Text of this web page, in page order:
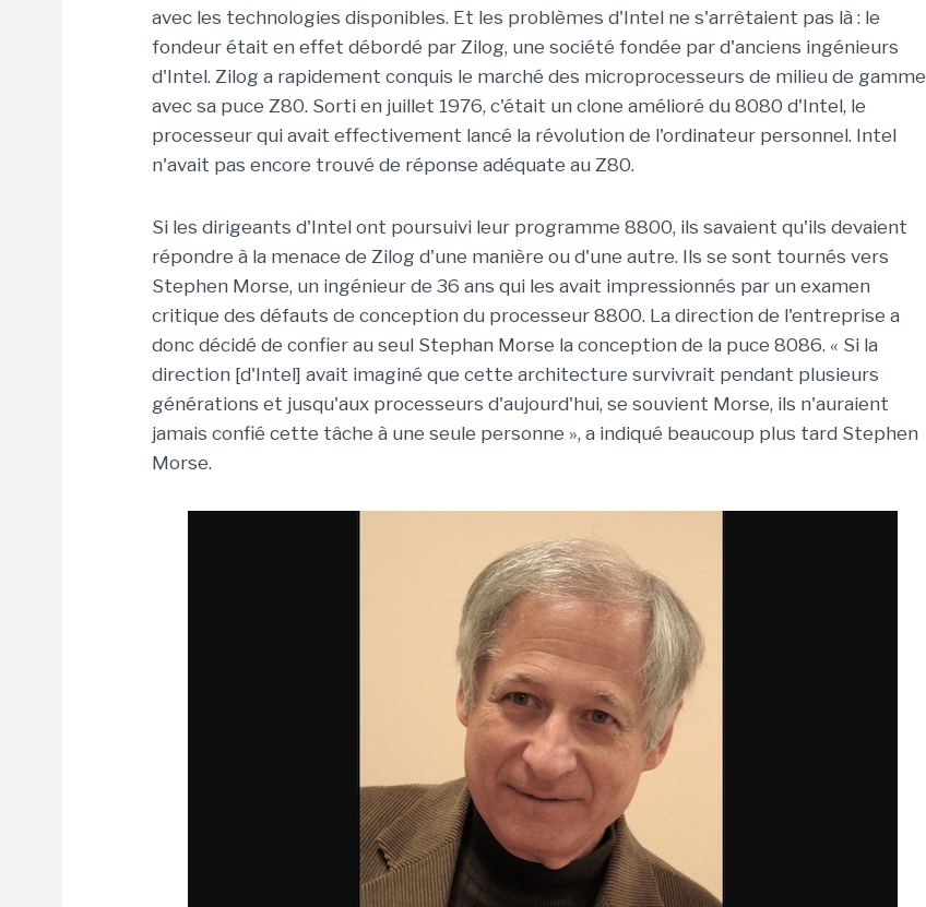
avec les technologies disponibles. Et les problèmes d'Intel ne s'arrêtaient pas là : le
fondeur était en effet débordé par Zilog, une société fondée par d'anciens ingénieurs
d'Intel. Zilog a rapidement conquis le marché des microprocesseurs de milieu de gamme
avec sa puce Z80. Sorti en juillet 1976, c'était un clone amélioré du 8080 d'Intel, le
processeur qui avait effectivement lancé la révolution de l'ordinateur personnel. Intel
n'avait pas encore trouvé de réponse adéquate au Z80.
Si les dirigeants d'Intel ont poursuivi leur programme 8800, ils savaient qu'ils devaient
répondre à la menace de Zilog d'une manière ou d'une autre. Ils se sont tournés vers
Stephen Morse, un ingénieur de 36 ans qui les avait impressionnés par un examen
critique des défauts de conception du processeur 8800. La direction de l'entreprise a
donc décidé de confier au seul Stephan Morse la conception de la puce 8086. « Si la
direction [d'Intel] avait imaginé que cette architecture survivrait pendant plusieurs
générations et jusqu'aux processeurs d'aujourd'hui, se souvient Morse, ils n'auraient
jamais confié cette tâche à une seule personne », a indiqué beaucoup plus tard Stephen
Morse.